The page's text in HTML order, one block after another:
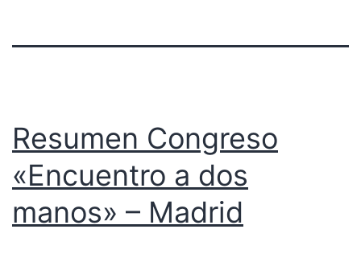
Resumen Congreso
«Encuentro a dos
manos» – Madrid